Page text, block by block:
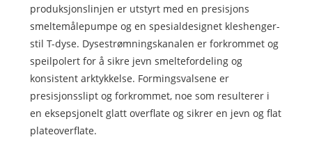
produksjonslinjen er utstyrt med en presisjons
smeltemålepumpe og en spesialdesignet kleshenger-
stil T-dyse. Dysestrømningskanalen er forkrommet og
speilpolert for å sikre jevn smeltefordeling og
konsistent arktykkelse. Formingsvalsene er
presisjonsslipt og forkrommet, noe som resulterer i
en eksepsjonelt glatt overflate og sikrer en jevn og flat
plateoverflate.